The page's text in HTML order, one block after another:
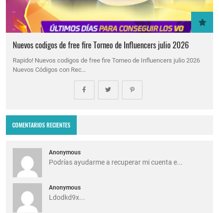
Nuevos codigos de free fire Torneo de Influencers julio 2026
Rapido! Nuevos codigos de free fire Torneo de Influencers julio 2026
Nuevos Códigos con Rec…
COMENTARIOS RECIENTES
Anonymous
Podrías ayudarme a recuperar mi cuenta e...
Anonymous
Ldodkd9x...